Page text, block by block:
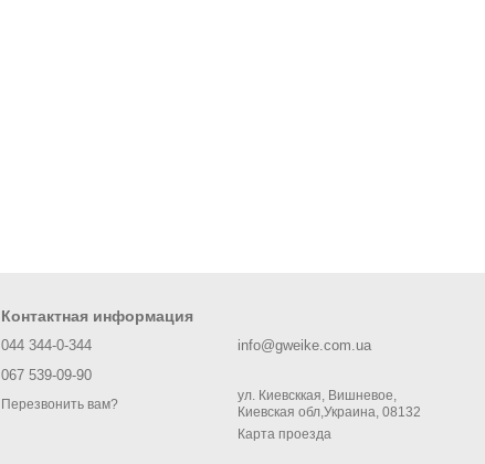
Контактная информация
044 344-0-344
067 539-09-90
Перезвонить вам?
info@gweike.com.ua
ул. Киевсккая, Вишневое,
Киевская обл,Украина, 08132
Карта проезда